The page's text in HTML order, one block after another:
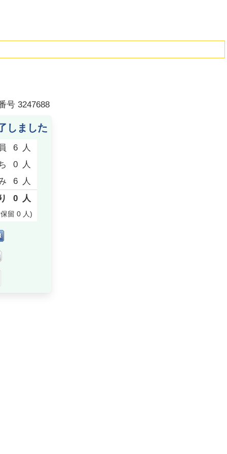
号 3247688
しました
6
人
0
人
6
人
0 人
保留0 人)